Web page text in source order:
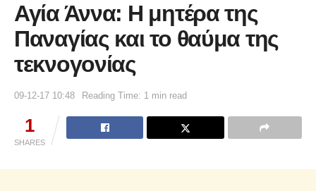
Αγία Άννα: Η μητέρα της
Παναγίας και το θαύμα της
τεκνογονίας
09-12-17 10:48 Reading Time: 1 min read
1
SHARES